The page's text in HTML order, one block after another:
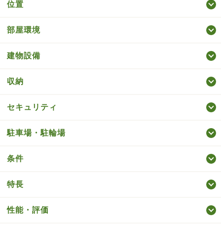
位置
部屋環境
建物設備
収納
セキュリティ
駐車場・駐輪場
条件
特長
性能・評価